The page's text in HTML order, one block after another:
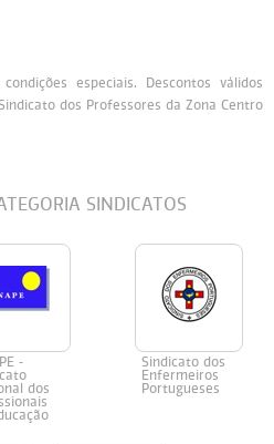
especiais. Descontos válidos
dos Professores da Zona Centro
SINDICATOS
-
dos
Sindicato dos
Enfermeiros
Portugueses